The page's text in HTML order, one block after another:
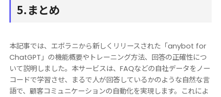
5.まとめ
本記事では、エボラニから新しくリリースされた「anybot for
ChatGPT」の機能概要やトレーニング方法、回答の正確性につ
いて説明しました。本サービスは、FAQなどの自社データをノー
コードで学習させ、まるで人が回答しているかのような自然な言
語で、顧客コミュニケーションの自動化を実現します。これによ